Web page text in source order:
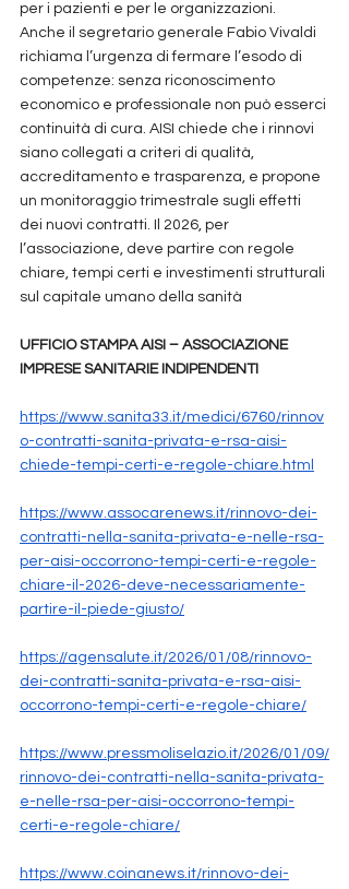
per i pazienti e per le organizzazioni.
Anche il segretario generale Fabio Vivaldi
richiama l’urgenza di fermare l’esodo di
competenze: senza riconoscimento
economico e professionale non può esserci
continuità di cura. AISI chiede che i rinnovi
siano collegati a criteri di qualità,
accreditamento e trasparenza, e propone
un monitoraggio trimestrale sugli effetti
dei nuovi contratti. Il 2026, per
l’associazione, deve partire con regole
chiare, tempi certi e investimenti strutturali
sul capitale umano della sanità
UFFICIO STAMPA AISI – ASSOCIAZIONE
IMPRESE SANITARIE INDIPENDENTI
https://www.sanita33.it/medici/6760/rinnov
o-contratti-sanita-privata-e-rsa-aisi-
chiede-tempi-certi-e-regole-chiare.html
https://www.assocarenews.it/rinnovo-dei-
contratti-nella-sanita-privata-e-nelle-rsa-
per-aisi-occorrono-tempi-certi-e-regole-
chiare-il-2026-deve-necessariamente-
partire-il-piede-giusto/
https://agensalute.it/2026/01/08/rinnovo-
dei-contratti-sanita-privata-e-rsa-aisi-
occorrono-tempi-certi-e-regole-chiare/
https://www.pressmoliselazio.it/2026/01/09/
rinnovo-dei-contratti-nella-sanita-privata-
e-nelle-rsa-per-aisi-occorrono-tempi-
certi-e-regole-chiare/
https://www.coinanews.it/rinnovo-dei-